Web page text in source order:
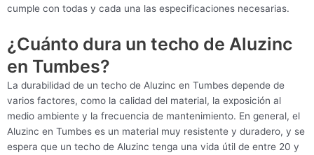
cumple con todas y cada una las especificaciones necesarias.
¿Cuánto dura un techo de Aluzinc
en Tumbes?
La durabilidad de un techo de Aluzinc en Tumbes depende de
varios factores, como la calidad del material, la exposición al
medio ambiente y la frecuencia de mantenimiento. En general, el
Aluzinc en Tumbes es un material muy resistente y duradero, y se
espera que un techo de Aluzinc tenga una vida útil de entre 20 y